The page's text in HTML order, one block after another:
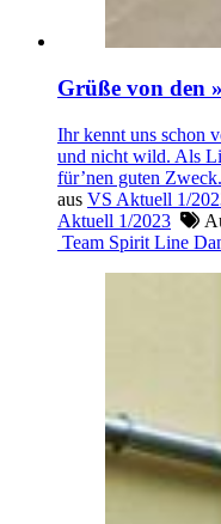
Grüße von den
Ihr kennt uns schon
und nicht wild. Als
für’nen guten
aus VS Aktuell 1/
Aktuell 1/2023
Team Spirit Line